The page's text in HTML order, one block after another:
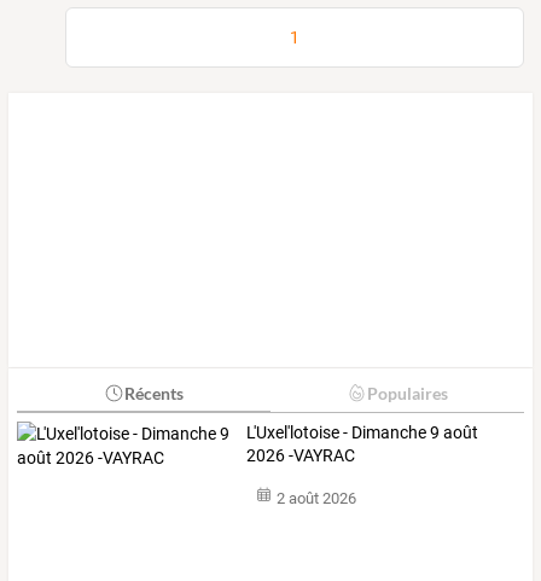
1
Récents Populaires
L'Uxel'lotoise - Dimanche 9 août
2026 -VAYRAC
2 août 2026